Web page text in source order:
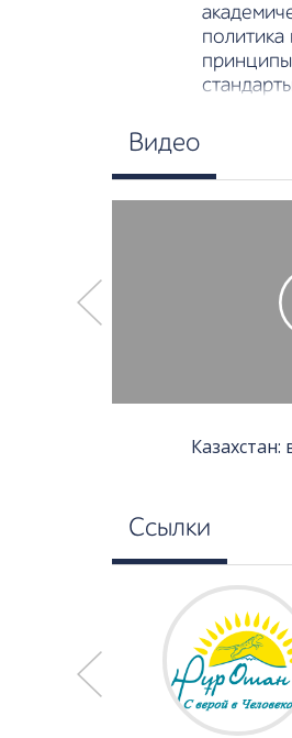
политика
Видео
Казахстан:
Ссылки